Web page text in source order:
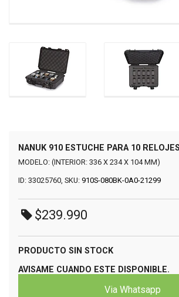
NANUK 910 ESTUCHE PARA 10
MODELO: (INTERIOR: 336 X 234 X 104 MM)
ID: 33025760, SKU: 910S-080BK-0A0-21299
$239.990
PRODUCTO SIN STOCK
AVISAME CUANDO ESTE DISPONIBLE.
Via Whatsapp